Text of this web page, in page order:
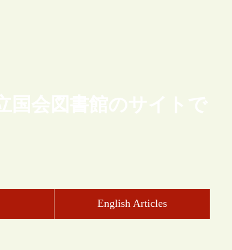
国会図書館のサイトで
English Articles